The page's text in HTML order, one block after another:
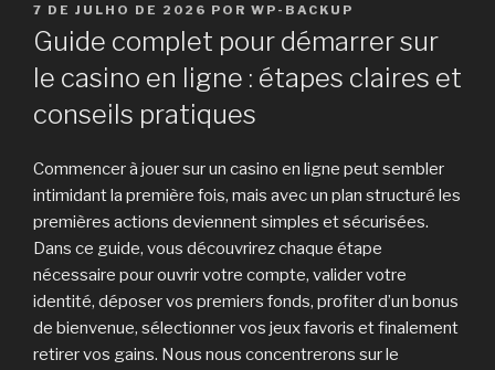
PUBLICADO
EM
7 DE JULHO DE 2026 POR WP-BACKUP
Guide complet pour démarrer sur
le casino en ligne : étapes claires et
conseils pratiques
Commencer à jouer sur un casino en ligne peut sembler
intimidant la première fois, mais avec un plan structuré les
premières actions deviennent simples et sécurisées.
Dans ce guide, vous découvrirez chaque étape
nécessaire pour ouvrir votre compte, valider votre
identité, déposer vos premiers fonds, profiter d’un bonus
de bienvenue, sélectionner vos jeux favoris et finalement
retirer vos gains. Nous nous concentrerons sur le